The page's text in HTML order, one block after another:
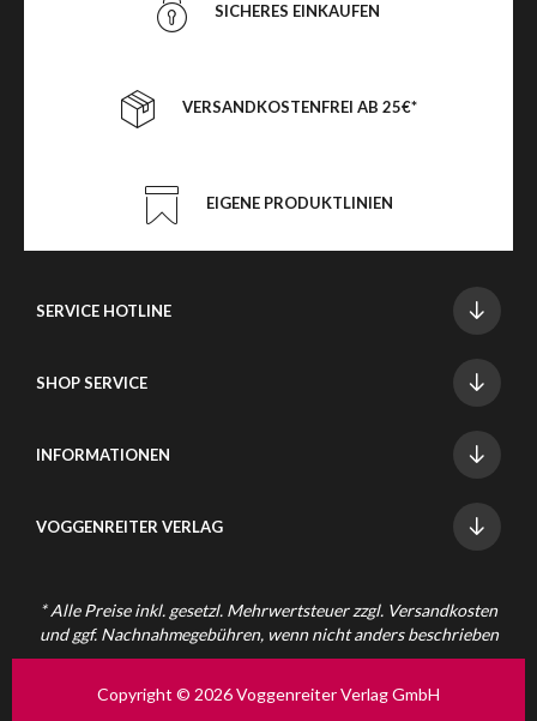
SICHERES EINKAUFEN
VERSANDKOSTENFREI AB 25€*
EIGENE PRODUKTLINIEN
SERVICE HOTLINE
SHOP SERVICE
INFORMATIONEN
VOGGENREITER VERLAG
* Alle Preise inkl. gesetzl. Mehrwertsteuer zzgl. Versandkosten
und ggf. Nachnahmegebühren, wenn nicht anders beschrieben
Copyright © 2026 Voggenreiter Verlag GmbH